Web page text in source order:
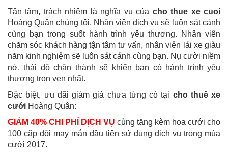
Tận tâm, trách nhiệm là nghĩa vụ của cho thue xe cuoi
Hoàng Quân chúng tôi. Nhân viên dịch vụ sẽ luôn sát cánh
cùng bạn trong suốt hành trình yêu thương. Nhân viên
chăm sóc khách hàng tận tâm tư vấn, nhân viên lái xe giàu
năm kinh nghiệm sẽ luôn sát cánh cùng bạn. Nụ cười niềm
nở, thái độ chân thành sẽ khiến bạn có hành trình yêu
thương trọn vẹn nhất.
Đặc biệt, ưu đãi giảm giá chưa từng có tại cho thuê xe
cưới Hoàng Quân:
GIẢM 40% CHI PHÍ DỊCH VỤ cùng tặng kèm hoa cưới cho
100 cặp đôi may mắn đầu tiên sử dụng dịch vụ trong mùa
cưới 2017.